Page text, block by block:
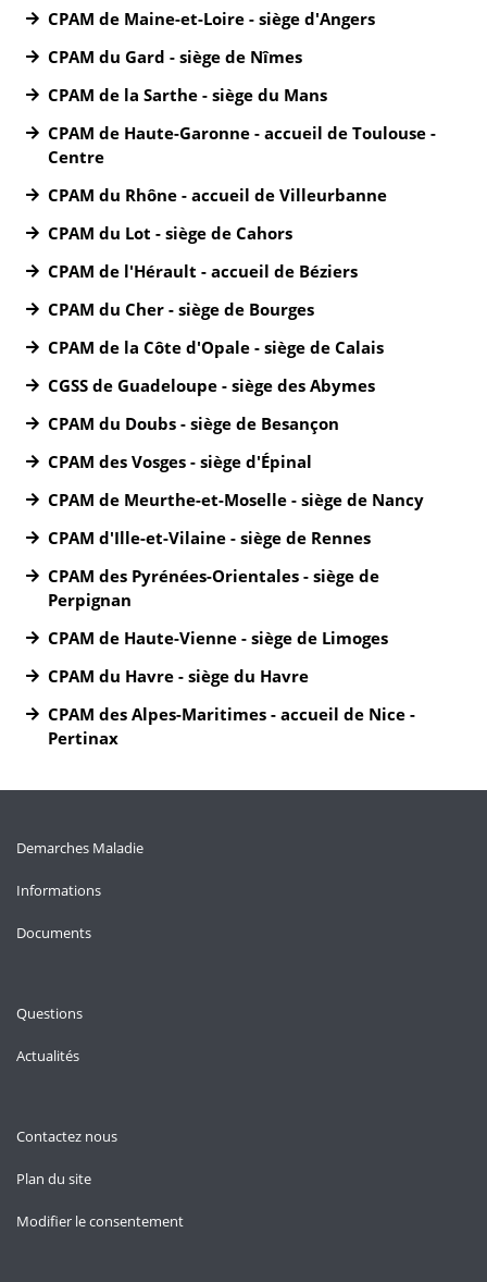
CPAM de Maine-et-Loire - siège d'Angers
CPAM du Gard - siège de Nîmes
CPAM de la Sarthe - siège du Mans
CPAM de Haute-Garonne - accueil de Toulouse -
Centre
CPAM du Rhône - accueil de Villeurbanne
CPAM du Lot - siège de Cahors
CPAM de l'Hérault - accueil de Béziers
CPAM du Cher - siège de Bourges
CPAM de la Côte d'Opale - siège de Calais
CGSS de Guadeloupe - siège des Abymes
CPAM du Doubs - siège de Besançon
CPAM des Vosges - siège d'Épinal
CPAM de Meurthe-et-Moselle - siège de Nancy
CPAM d'Ille-et-Vilaine - siège de Rennes
CPAM des Pyrénées-Orientales - siège de
Perpignan
CPAM de Haute-Vienne - siège de Limoges
CPAM du Havre - siège du Havre
CPAM des Alpes-Maritimes - accueil de Nice -
Pertinax
Demarches Maladie
Informations
Documents
Questions
Actualités
Contactez nous
Plan du site
Modifier le consentement